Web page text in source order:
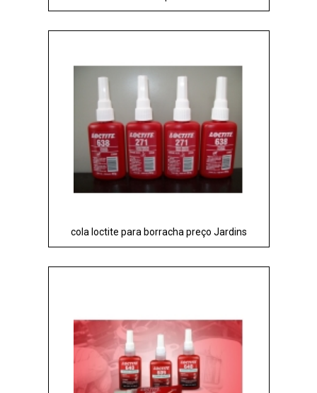
cola loctite para borracha preço Jardins